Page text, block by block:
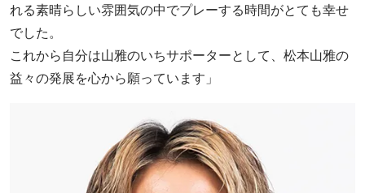
れる素晴らしい雰囲気の中でプレーする時間がとても幸せ
でした。
これから自分は山雅のいちサポーターとして、松本山雅の
益々の発展を心から願っています」